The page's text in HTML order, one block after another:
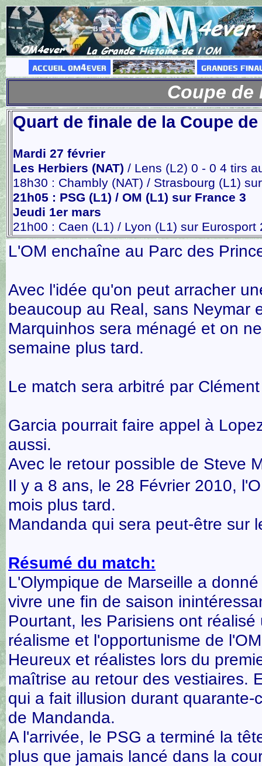
Coupe de
Quart de finale de la Coupe
Mardi 27 février
Les Herbiers (NAT) / Lens (L2) 0 - 0 4 tirs
18h30 : Chambly (NAT) / Strasbourg (L1)
21h05 : PSG (L1) / OM (L1) sur France 3
Jeudi 1er mars
21h00 : Caen (L1) / Lyon (L1) sur Eurosport
L'OM enchaîne au Parc des
Avec l'idée qu'on peut arracher
beaucoup au Real, sans Neymar
Marquinhos sera ménagé et on
semaine plus tard.
Le match sera arbitré par
Garcia pourrait faire appel à
aussi.
Avec le retour possible de Steve
Il y a 8 ans, le 28 Février 2010,
mois plus tard.
Mandanda qui sera peut-être sur
Résumé du match:
L'Olympique de Marseille a
vivre une fin de saison
Pourtant, les Parisiens ont
réalisme et l'opportunisme de
Heureux et réalistes lors du
maîtrise au retour des vestiaires.
qui a fait illusion durant
de Mandanda.
A l'arrivée, le PSG a terminé la
plus que jamais lancé dans la